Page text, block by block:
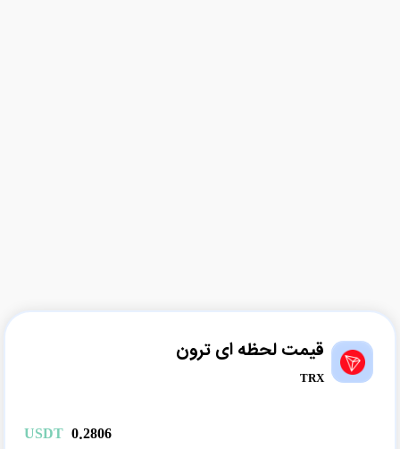
قیمت لحظه ای ترون
TRX
USDT 0.2806